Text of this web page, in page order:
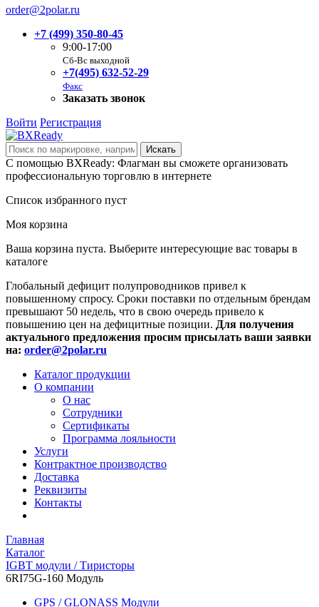
order@2polar.ru
+7 (499) 350-80-45
9:00-17:00
Сб-Вс выходной
+7(495) 632-52-29
Факс
Заказать звонок
Войти Регистрация
С помощью BXReady: Флагман вы сможете организовать
профессиональную торговлю в интернете
Список избранного пуст
Моя корзина
Ваша корзина пуста. Выберите интересующие вас товары в
каталоге
Глобальный дефицит полупроводников привел к
повышенному спросу. Сроки поставки по отдельным брендам
превышают 50 недель, что в свою очередь привело к
повышению цен на дефицитные позиции. Для получения
актуального предложения просим присылать ваши заявки
на: order@2polar.ru
Каталог продукции
О компании
О нас
Сотрудники
Сертификаты
Программа лояльности
Услуги
Контрактное производство
Доставка
Реквизиты
Контакты
Главная
Каталог
IGBT модули / Тиристоры
6RI75G-160 Модуль
GPS / GLONASS Модули